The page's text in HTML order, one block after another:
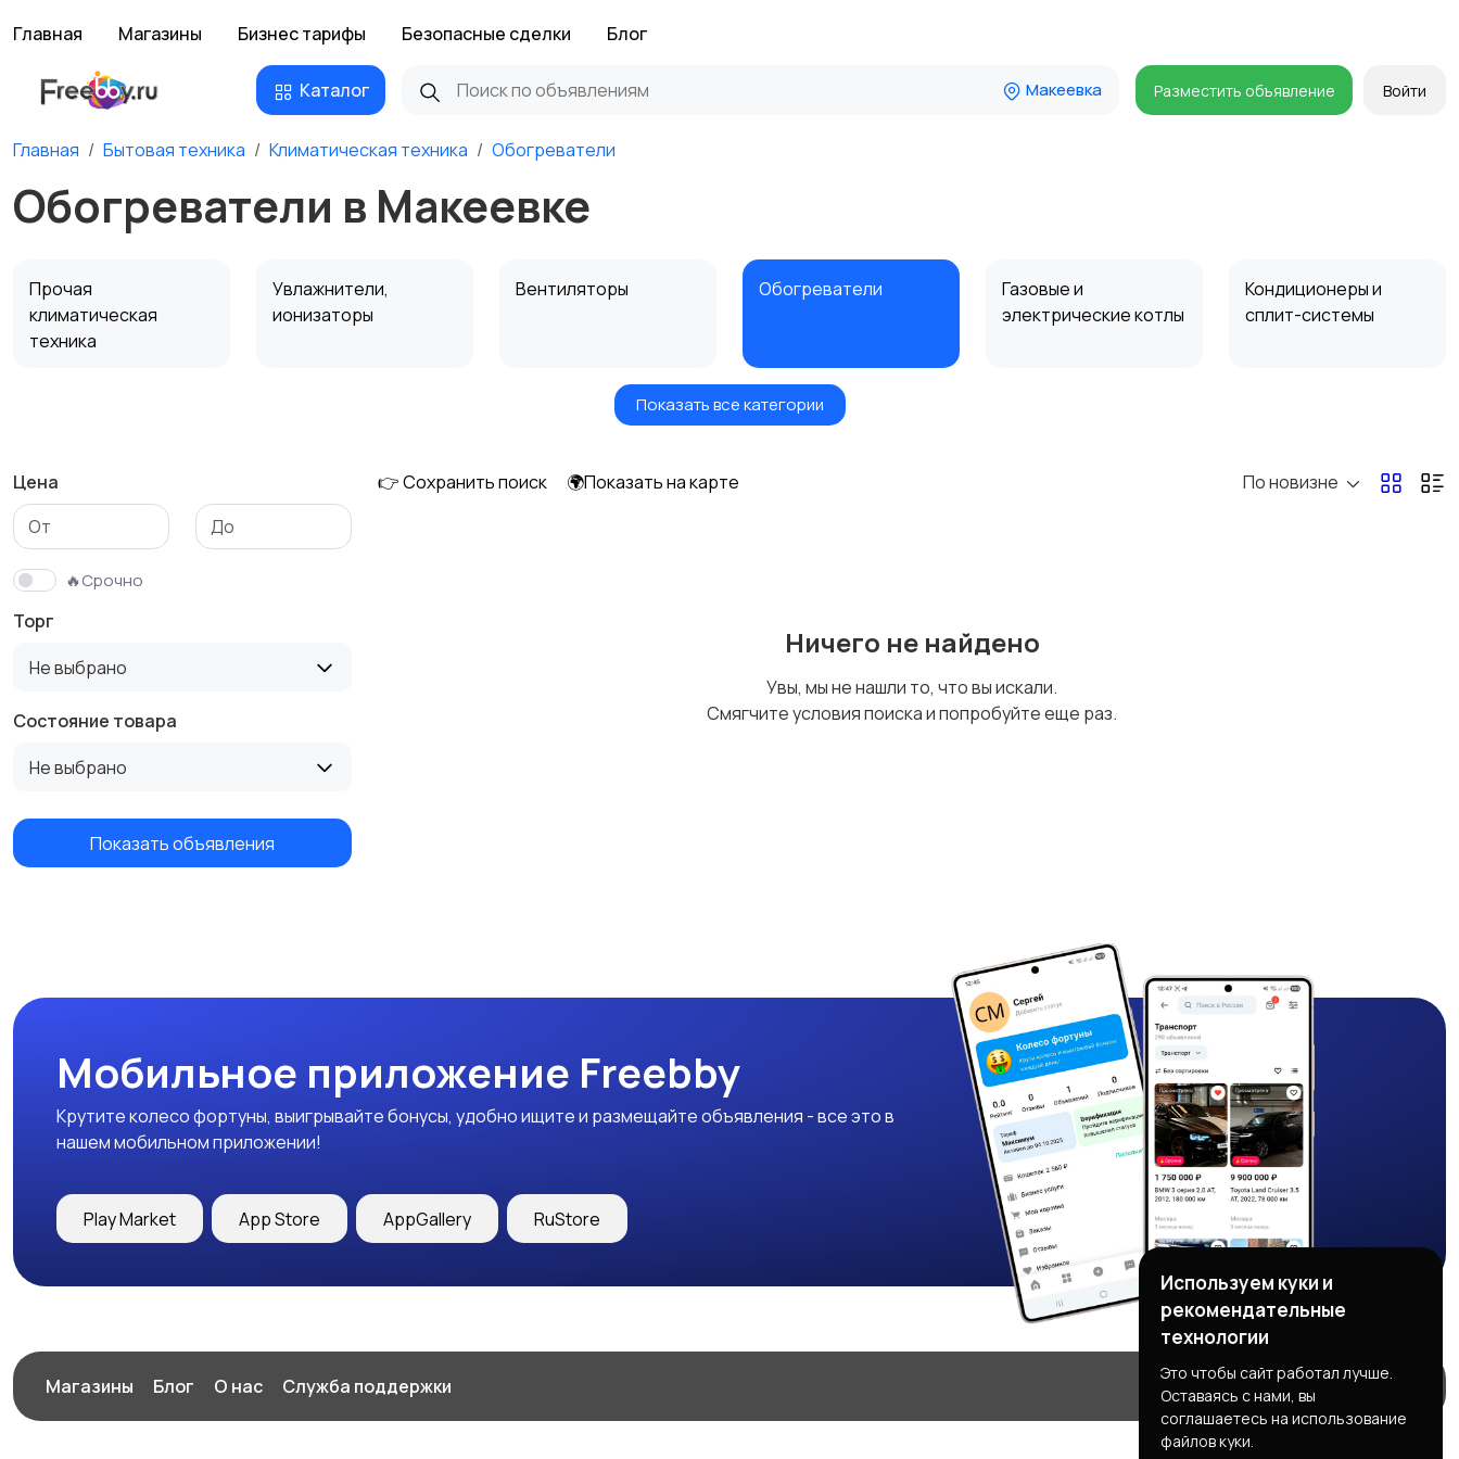
Главная Магазины Бизнес тарифы Безопасные сделки Блог
Каталог Макеевка Разместить объявление Войти
Главная Бытовая техника Климатическая техника Обогреватели
Обогреватели в Макеевке
Прочая
климатическая
техника
Увлажнители,
ионизаторы
Вентиляторы Обогреватели
Газовые и
электрические котлы
Кондиционеры и
сплит-системы
Показать все категории
Цена
🔥Срочно
Торг
Не выбрано
Состояние товара
Не выбрано
Показать объявления
👉 Сохранить поиск 🌍Показать на карте По новизне
Ничего не найдено
Увы, мы не нашли то, что вы искали.
Смягчите условия поиска и попробуйте еще раз.
Мобильное приложение Freebby
Крутите колесо фортуны, выигрывайте бонусы, удобно ищите и размещайте объявления - все это в
нашем мобильном приложении!
Play Market App Store AppGallery RuStore
Магазины Блог О нас Служба поддержки
Используем куки и
рекомендательные
технологии
Это чтобы сайт работал лучше.
Оставаясь с нами, вы
соглашаетесь на использование
файлов куки.